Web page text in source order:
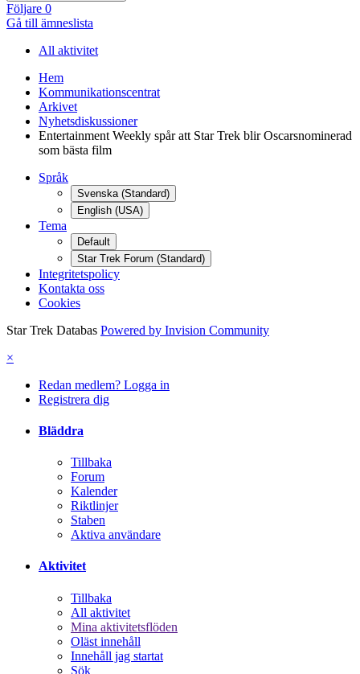
Följare 0
Gå till ämneslista
All aktivitet
Hem
Kommunikationscentrat
Arkivet
Nyhetsdiskussioner
Entertainment Weekly spår att Star Trek blir Oscarsnominerad
som bästa film
Språk
Svenska (Standard)
English (USA)
Tema
Default
Star Trek Forum (Standard)
Integritetspolicy
Kontakta oss
Cookies
Star Trek Databas Powered by Invision Community
×
Redan medlem? Logga in
Registrera dig
Bläddra
Tillbaka
Forum
Kalender
Riktlinjer
Staben
Aktiva användare
Aktivitet
Tillbaka
All aktivitet
Mina aktivitetsflöden
Oläst innehåll
Innehåll jag startat
Sök